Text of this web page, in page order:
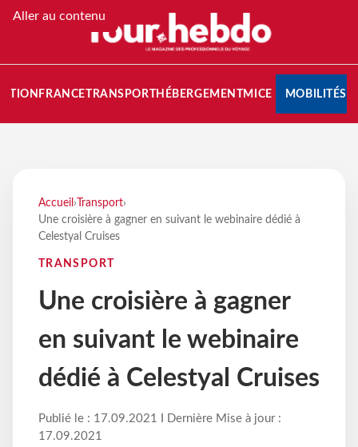
Aller au contenu
FRANCETRANSPORT HÉBERGEMENTMICE MOBILITÉS
Accueil › Transport›
Une croisière à gagner en suivant le webinaire dédié à
Celestyal Cruises
TRANSPORT
Une croisière à gagner
en suivant le webinaire
dédié à Celestyal Cruises
Publié le : 17.09.2021 I Dernière Mise à jour :
17.09.2021